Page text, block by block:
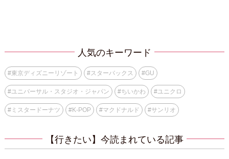
人気のキーワード
#東京ディズニーリゾート #スターバックス #GU
#ユニバーサル・スタジオ・ジャパン #ちいかわ #ユニクロ
#ミスタードーナツ #K-POP #マクドナルド #サンリオ
【行きたい】今読まれている記事